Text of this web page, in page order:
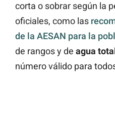
corta o sobrar según la
oficiales, como las
de la AESAN para la
de rangos y de agua
número válido para